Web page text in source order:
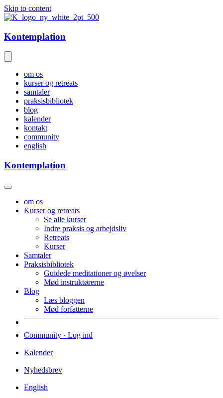
Skip to content
Kontemplation
om os
kurser og retreats
samtaler
praksisbibliotek
blog
kalender
kontakt
community
english
Kontemplation
om os
Kurser og retreats
Se alle kurser
Indre praksis og arbejdsliv
Retreats
Kurser
Samtaler
Praksisbibliotek
Guidede meditationer og øvelser
Mød instruktørerne
Blog
Læs bloggen
Mød forfatterne
Community · Log ind
Kalender
Nyhedsbrev
English